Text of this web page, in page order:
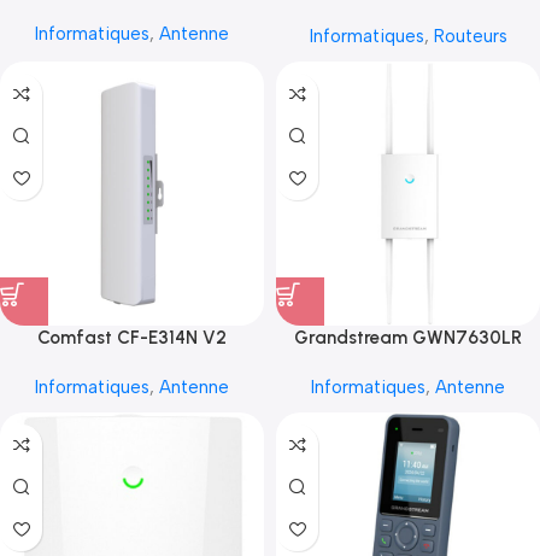
Informatiques, Antenne Informatiques, Routeurs
Comfast CF-E314N V2
Informatiques, Antenne
Grandstream GWN7630LR
Informatiques, Antenne